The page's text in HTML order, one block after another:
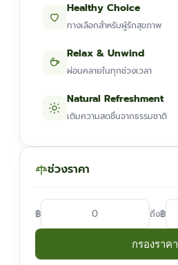
Healthy Choice
ทางเลือกสำหรับผู้รักสุขภาพ
Relax & Unwind
ผ่อนคลายในทุกช่วงเวลา
Natural Refreshment
เติมความสดชื่นจากธรรมชาติ
ช่วงราคา
฿ ถึง฿
กรองราคา